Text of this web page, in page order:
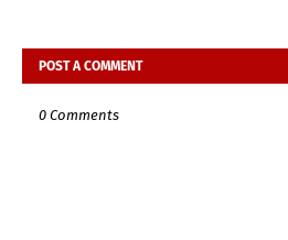
POST A COMMENT
0 Comments